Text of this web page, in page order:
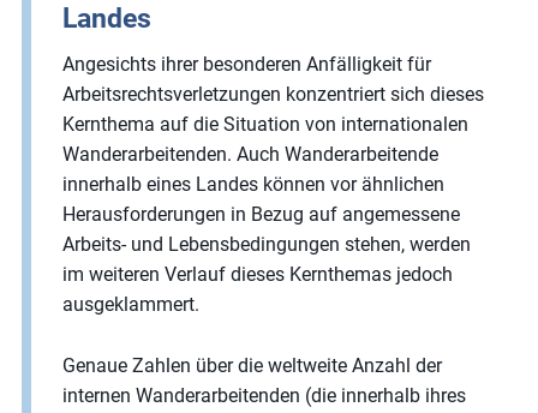
Landes
Angesichts ihrer besonderen Anfälligkeit für
Arbeitsrechtsverletzungen konzentriert sich dieses
Kernthema auf die Situation von internationalen
Wanderarbeitenden. Auch Wanderarbeitende
innerhalb eines Landes können vor ähnlichen
Herausforderungen in Bezug auf angemessene
Arbeits- und Lebensbedingungen stehen, werden
im weiteren Verlauf dieses Kernthemas jedoch
ausgeklammert.
Genaue Zahlen über die weltweite Anzahl der
internen Wanderarbeitenden (die innerhalb ihres